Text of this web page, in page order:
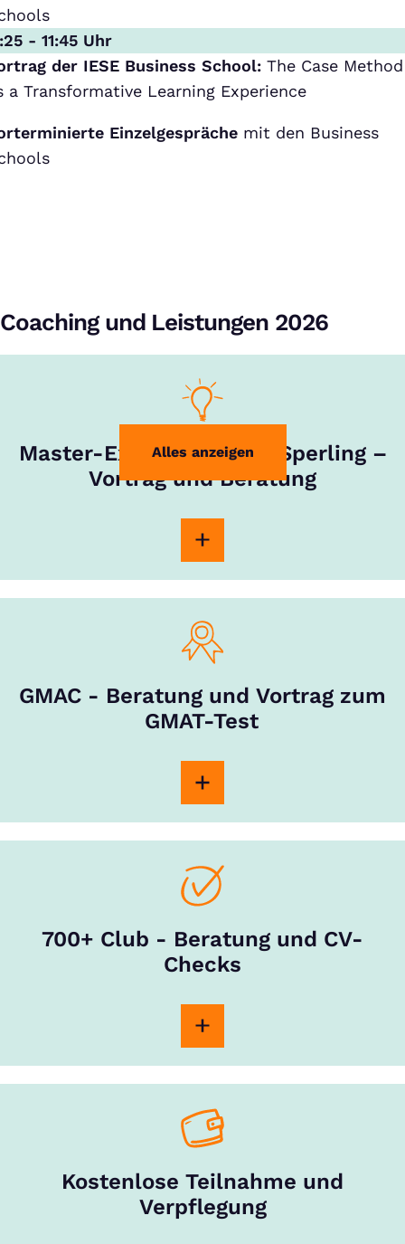
- 11:45 Uhr
der IESE Business School:The Case Method
a Transformative Learning Experience
Einzelgespräche mit den Business
Alles anzeigen
Coaching und Leistungen 2026
Master-Experte Rouven Sperling –
Vortrag und Beratung
GMAC - Beratung und Vortrag zum
GMAT-Test
700+ Club - Beratung und CV-
Checks
Kostenlose Teilnahme und
Verpflegung